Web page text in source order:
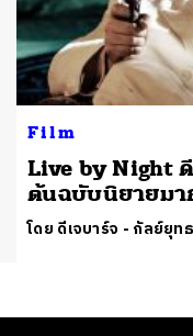
Film
Live by Night
ต้นฉบับนิยายมา
โดย ดีเจบาร์จ - กัลย์ยุ